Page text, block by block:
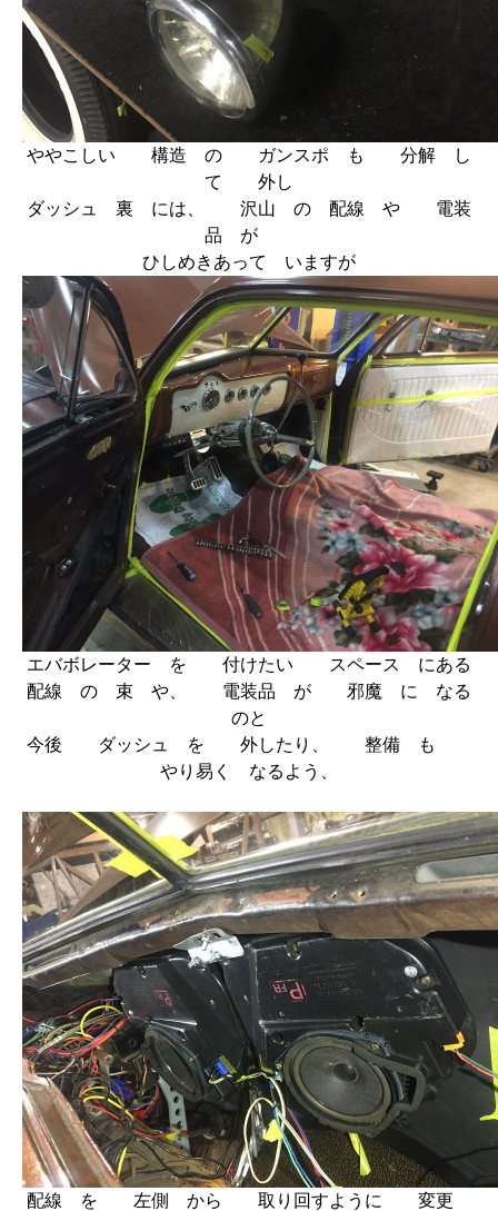
ややこしい 構造 の ガンスポ も 分解 し
て 外し
ダッシュ 裏 には、 沢山 の 配線 や 電装
品 が
ひしめきあって いますが
エバボレーター を 付けたい スペース にある
配線 の 束 や、 電装品 が 邪魔 に なる
のと
今後 ダッシュ を 外したり、 整備 も
やり易く なるよう、
配線 を 左側 から 取り回すように 変更